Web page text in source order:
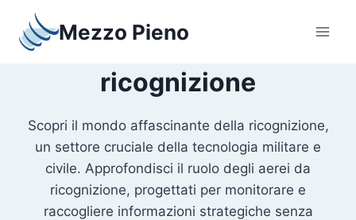
contenuto
Mezzo Pieno
ricognizione
Scopri il mondo affascinante della ricognizione,
un settore cruciale della tecnologia militare e
civile. Approfondisci il ruolo degli aerei da
ricognizione, progettati per monitorare e
raccogliere informazioni strategiche senza